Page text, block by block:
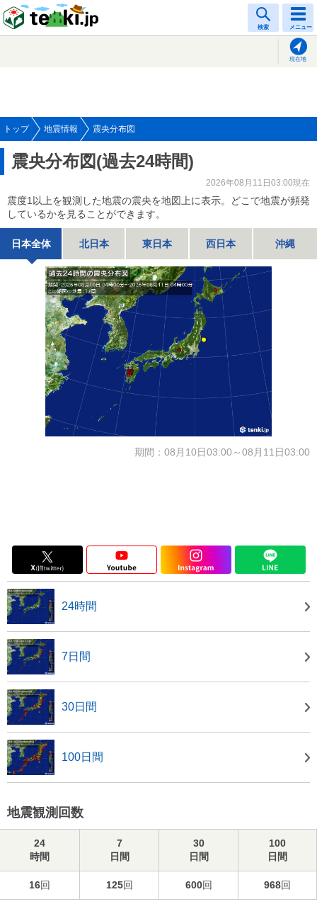
検索 メニュー
現在地
トップ 地震情報 震央分布図
震央分布図(過去24時間)
2026年08月11日03:00現在
震度1以上を観測した地震の震央を地図上に表示。どこで地震が頻発
しているかを見ることができます。
日本全体 北日本 東日本 西日本 沖縄
期間：08月10日03:00～08月11日03:00
24時間
7日間
30日間
100日間
地震観測回数
24
時間
7
日間
30
日間
100
日間
16回 125回 600回 968回